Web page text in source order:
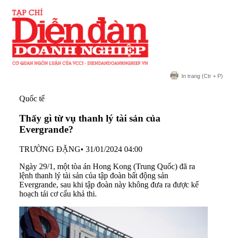
In trang (Ctr + P)
Quốc tế
Thấy gì từ vụ thanh lý tài sản của
Evergrande?
TRƯỜNG ĐẶNG• 31/01/2024 04:00
Ngày 29/1, một tòa án Hong Kong (Trung Quốc) đã ra
lệnh thanh lý tài sản của tập đoàn bất động sản
Evergrande, sau khi tập đoàn này không đưa ra được kế
hoạch tái cơ cấu khả thi.